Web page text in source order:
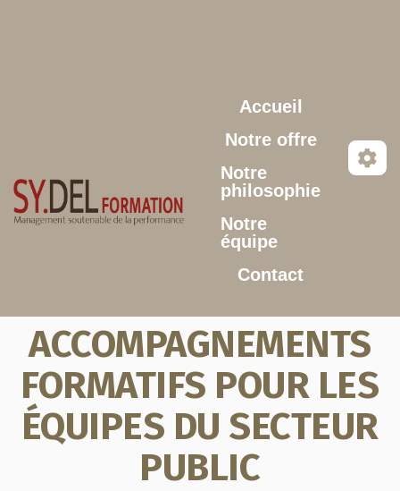
Accueil
Notre offre
Notre
philosophie
Notre
équipe
Contact
ACCOMPAGNEMENTS
FORMATIFS POUR LES
ÉQUIPES DU SECTEUR
PUBLIC